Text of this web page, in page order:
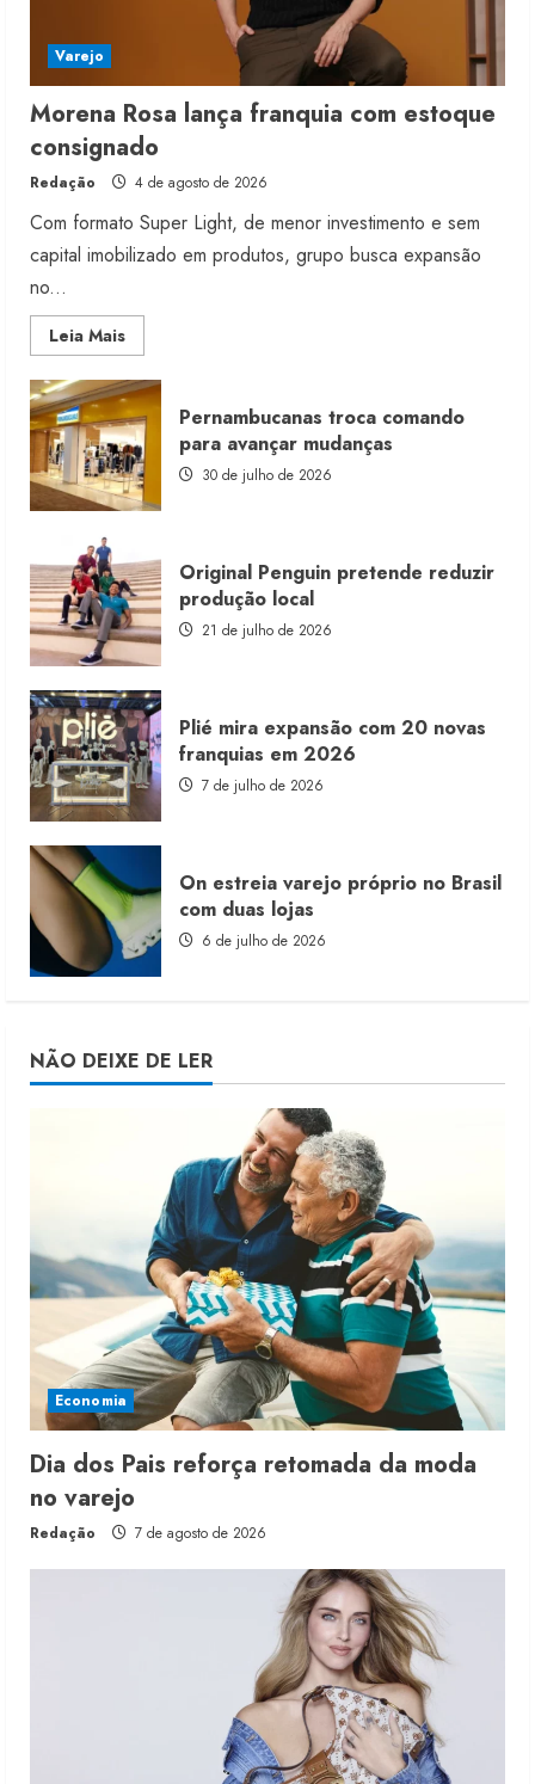
Varejo
Morena Rosa lança franquia com estoque
consignado
Redação 4 de agosto de 2026
Com formato Super Light, de menor investimento e sem
capital imobilizado em produtos, grupo busca expansão
no...
Leia MaisRead
more
Morena
Rosa
lança
franquia
com
estoque
consignado
Pernambucanas troca comando
para avançar mudanças
30 de julho de 2026
Original Penguin pretende reduzir
produção local
21 de julho de 2026
Plié mira expansão com 20 novas
franquias em 2026
7 de julho de 2026
On estreia varejo próprio no Brasil
com duas lojas
6 de julho de 2026
NÃO DEIXE DE LER
Economia
Dia dos Pais reforça retomada da moda
no varejo
Redação 7 de agosto de 2026